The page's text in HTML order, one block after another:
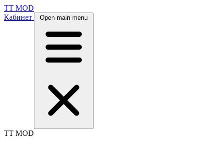
TT MOD
Кабинет
Open main menu
TT MOD